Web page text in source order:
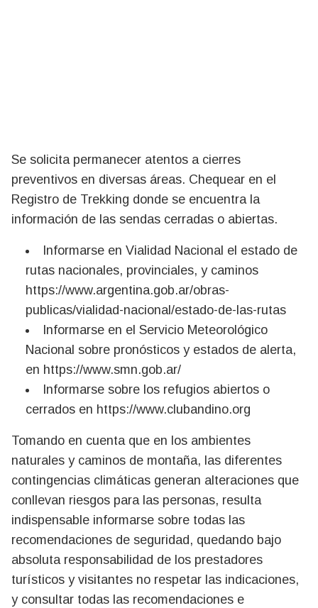
Se solicita permanecer atentos a cierres
preventivos en diversas áreas. Chequear en el
Registro de Trekking donde se encuentra la
información de las sendas cerradas o abiertas.
Informarse en Vialidad Nacional el estado de
rutas nacionales, provinciales, y caminos
https://www.argentina.gob.ar/obras-
publicas/vialidad-nacional/estado-de-las-rutas
Informarse en el Servicio Meteorológico
Nacional sobre pronósticos y estados de alerta,
en https://www.smn.gob.ar/
Informarse sobre los refugios abiertos o
cerrados en https://www.clubandino.org
Tomando en cuenta que en los ambientes
naturales y caminos de montaña, las diferentes
contingencias climáticas generan alteraciones que
conllevan riesgos para las personas, resulta
indispensable informarse sobre todas las
recomendaciones de seguridad, quedando bajo
absoluta responsabilidad de los prestadores
turísticos y visitantes no respetar las indicaciones,
y consultar todas las recomendaciones e